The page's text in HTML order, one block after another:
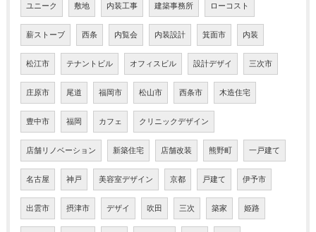
ユニーク 敷地 内装工事 建築事務所 ローコスト
薪ストーブ 西条 内覧会 内装設計 箕面市 内装
松江市 テナントビル オフィスビル 設計デザイ 三次市
庄原市 尾道 福岡市 松山市 西条市 木造住宅
豊中市 福岡 カフェ クリニックデザイン
店舗リノベーション 新築住宅 店舗改装 熊野町 一戸建て
名古屋 神戸 美容室デザイン 京都 戸建て 伊予市
出雲市 摂津市 デザイ 吹田 三次 築家 姫路